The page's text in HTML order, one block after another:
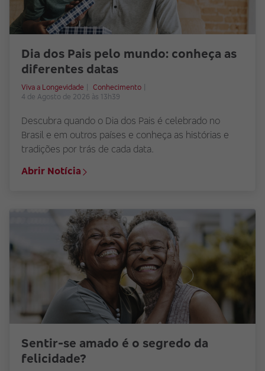
Dia dos Pais pelo mundo: conheça as
diferentes datas
Viva a Longevidade
Conhecimento
4 de Agosto de 2026 às 13h39
Descubra quando o Dia dos Pais é celebrado no
Brasil e em outros países e conheça as histórias e
tradições por trás de cada data.
Abrir Notícia
Sentir-se amado é o segredo da
felicidade?